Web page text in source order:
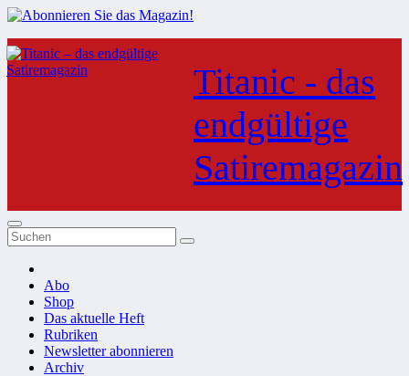
Zum
Inhalt
springen
Titanic - das
endgültige
Satiremagazin
Abo
Shop
Das aktuelle Heft
Rubriken
Newsletter abonnieren
Archiv